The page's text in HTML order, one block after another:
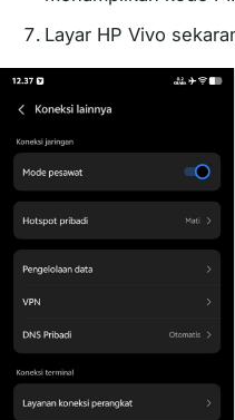
Layar HP Vivo